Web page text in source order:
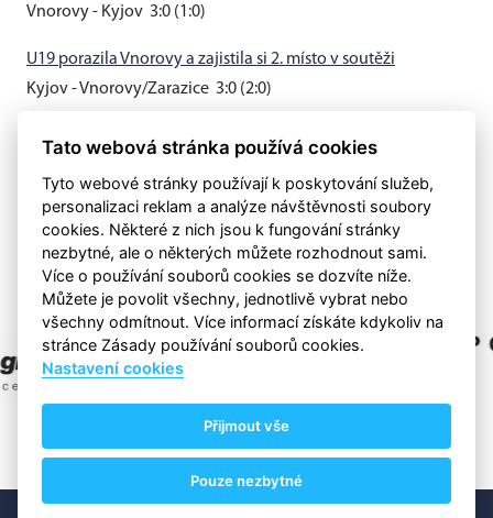
Vnorovy - Kyjov 3:0 (1:0)
U19 porazila Vnorovy a zajistila si 2. místo v soutěži
Kyjov - Vnorovy/Zarazice 3:0 (2:0)
Muži B vyhráli v Hovoranech 3:0
Tato webová stránka používá cookies
Tyto webové stránky používají k poskytování služeb,
personalizaci reklam a analýze návštěvnosti soubory
cookies. Některé z nich jsou k fungování stránky
nezbytné, ale o některých můžete rozhodnout sami.
Více o používání souborů cookies se dozvíte níže.
Můžete je povolit všechny, jednotlivě vybrat nebo
všechny odmítnout. Více informací získáte kdykoliv na
stránce Zásady používání souborů cookies.
Nastavení cookies
Přijmout vše
Pouze nezbytné